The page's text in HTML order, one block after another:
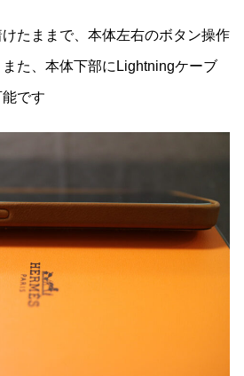
たままで、本体左右のボタン操作
た、本体下部にLightningケーブ
です